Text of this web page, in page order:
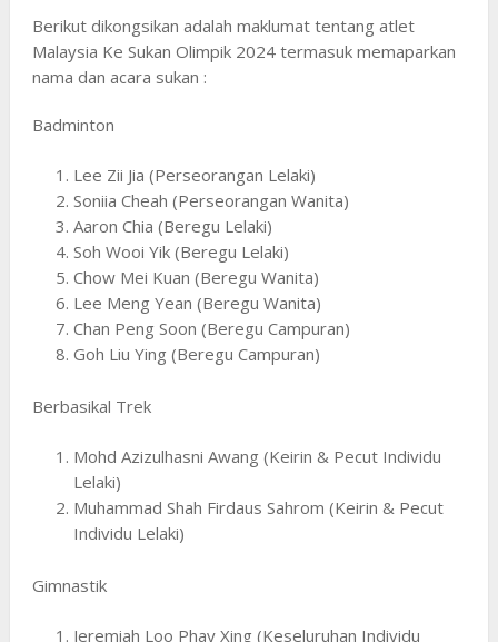
Berikut dikongsikan adalah maklumat tentang atlet
Malaysia Ke Sukan Olimpik 2024 termasuk memaparkan
nama dan acara sukan :
Badminton
Lee Zii Jia (Perseorangan Lelaki)
Soniia Cheah (Perseorangan Wanita)
Aaron Chia (Beregu Lelaki)
Soh Wooi Yik (Beregu Lelaki)
Chow Mei Kuan (Beregu Wanita)
Lee Meng Yean (Beregu Wanita)
Chan Peng Soon (Beregu Campuran)
Goh Liu Ying (Beregu Campuran)
Berbasikal Trek
Mohd Azizulhasni Awang (Keirin & Pecut Individu
Lelaki)
Muhammad Shah Firdaus Sahrom (Keirin & Pecut
Individu Lelaki)
Gimnastik
Jeremiah Loo Phay Xing (Keseluruhan Individu